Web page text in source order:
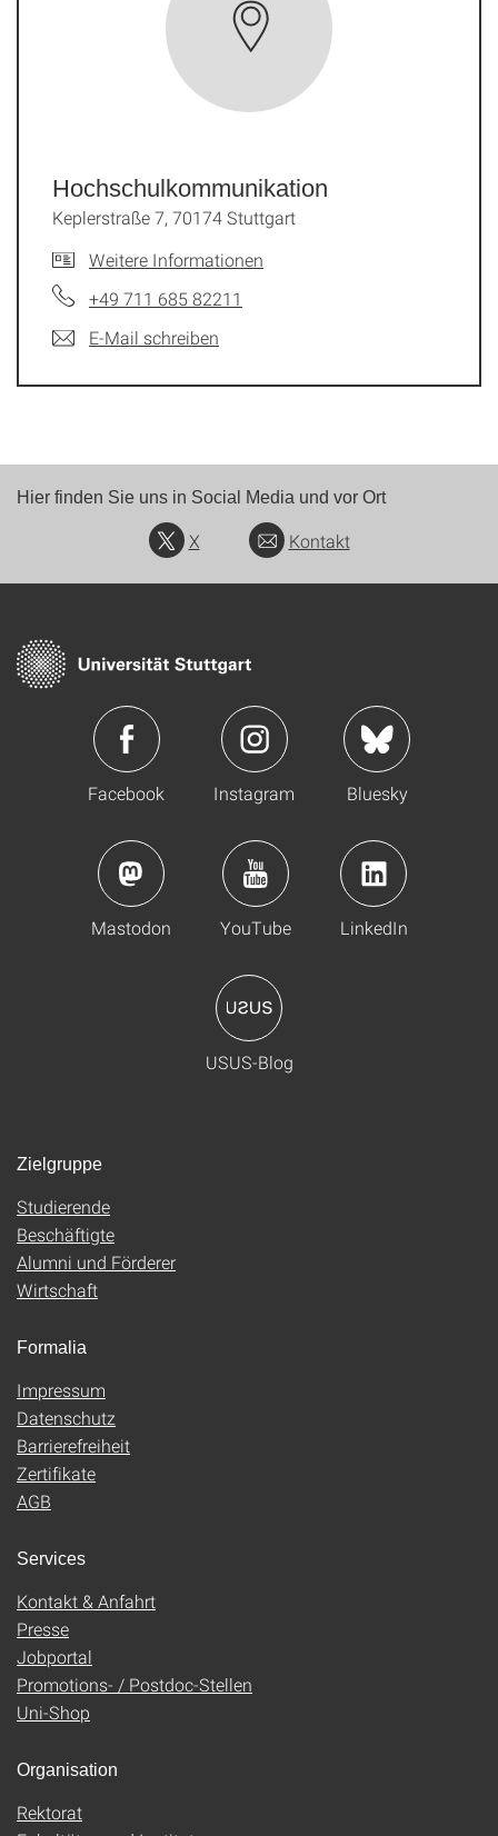
Hochschulkommunikation
Keplerstraße 7, 70174 Stuttgart
Weitere Informationen
+49 711 685 82211
E-Mail schreiben
Hier finden Sie uns in Social Media und vor Ort
X Kontakt
Facebook Instagram Bluesky
Mastodon YouTube LinkedIn
USUS-Blog
Zielgruppe
Studierende
Beschäftigte
Alumni und Förderer
Wirtschaft
Formalia
Impressum
Datenschutz
Barrierefreiheit
Zertifikate
AGB
Services
Kontakt & Anfahrt
Presse
Jobportal
Promotions- / Postdoc-Stellen
Uni-Shop
Organisation
Rektorat